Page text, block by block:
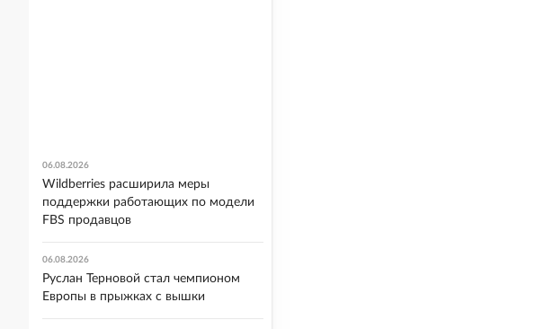
06.08.2026
Wildberries расширила меры
поддержки работающих по модели
FBS продавцов
06.08.2026
Руслан Терновой стал чемпионом
Европы в прыжках с вышки